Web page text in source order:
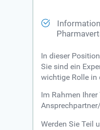
In dieser
Sie sind ein
wichtige Rolle in
Im Rahmen
Werden Sie Teil